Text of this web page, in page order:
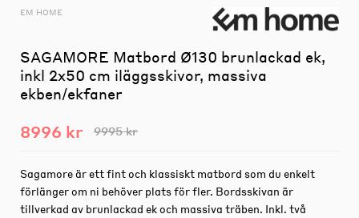
EM HOME
SAGAMORE Matbord Ø130 brunlackad ek,
inkl 2x50 cm iläggsskivor, massiva
ekben/ekfaner
8996 kr 9995 kr
Sagamore är ett fint och klassiskt matbord som du enkelt
förlänger om ni behöver plats för fler. Bordsskivan är
tillverkad av brunlackad ek och massiva träben. Inkl. två